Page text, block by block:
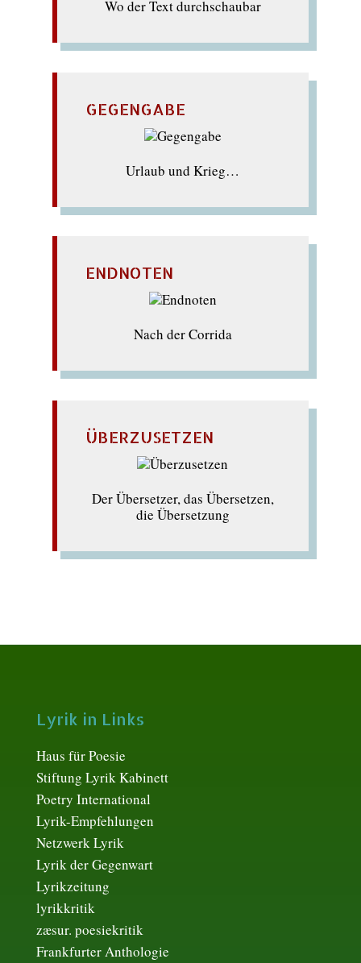
Wo der Text durchschaubar
GEGENGABE
Urlaub und Krieg…
ENDNOTEN
Nach der Corrida
ÜBERZUSETZEN
Der Übersetzer, das Übersetzen,
die Übersetzung
Lyrik in Links
Haus für Poesie
Stiftung Lyrik Kabinett
Poetry International
Lyrik-Empfehlungen
Netzwerk Lyrik
Lyrik der Gegenwart
Lyrikzeitung
lyrikkritik
zæsur. poesiekritik
Frankfurter Anthologie